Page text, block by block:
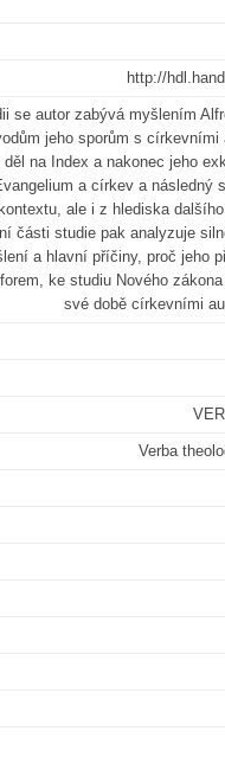
http://
se autor zabývá myšlením
jeho sporům s
na Index a nakonec jeho
a církev a následný
ale i z hlediska
části studie pak analyzuje
a hlavní příčiny, proč jeho
ke studiu Nového
své době církevními
Verba